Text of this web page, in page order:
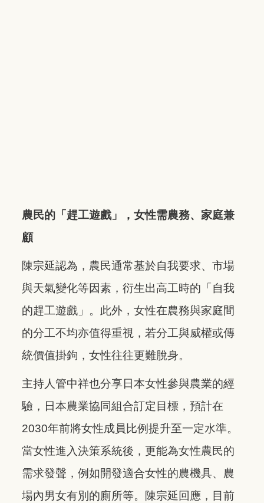
農民的「趕工遊戲」，女性需農務、家庭兼
顧
陳宗延認為，農民通常基於自我要求、市場
與天氣變化等因素，衍生出高工時的「自我
的趕工遊戲」。此外，女性在農務與家庭間
的分工不均亦值得重視，若分工與威權或傳
統價值掛鉤，女性往往更難脫身。
主持人管中祥也分享日本女性參與農業的經
驗，日本農業協同組合訂定目標，預計在
2030年前將女性成員比例提升至一定水準。
當女性進入決策系統後，更能為女性農民的
需求發聲，例如開發適合女性的農機具、農
場內男女有別的廁所等。陳宗延回應，目前